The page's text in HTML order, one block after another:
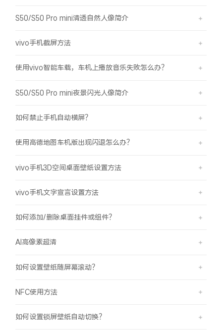
S50/S50 Pro mini清透自然人像简介
vivo手机截屏方法
使用vivo智能车载，车机上播放音乐失败怎么办？
S50/S50 Pro mini夜景闪光人像简介
如何禁止手机自动横屏？
使用高德地图车机版出现闪退怎么办？
vivo手机3D空间桌面壁纸设置方法
vivo手机文字宣言设置方法
如何添加/删除桌面挂件或组件？
AI高像素超清
如何设置壁纸随屏幕滚动？
NFC使用方法
如何设置锁屏壁纸自动切换？